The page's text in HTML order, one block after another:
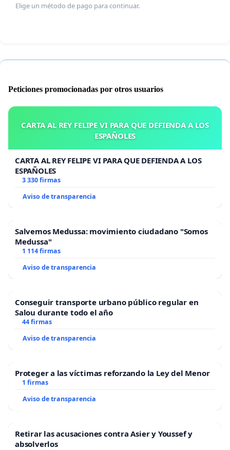
Elige un método de pago para continuar.
Peticiones promocionadas por otros usuarios
CARTA AL REY FELIPE VI PARA QUE DEFIENDA A LOS
ESPAÑOLES
CARTA AL REY FELIPE VI PARA QUE DEFIENDA A LOS
ESPAÑOLES
3 330 firmas
Aviso de transparencia
Salvemos Medussa: movimiento ciudadano "Somos
Medussa"
1 114 firmas
Aviso de transparencia
Conseguir transporte urbano público regular en
Salou durante todo el año
44 firmas
Aviso de transparencia
Proteger a las víctimas reforzando la Ley del Menor
1 firmas
Aviso de transparencia
Retirar las acusaciones contra Asier y Youssef y
absolverlos